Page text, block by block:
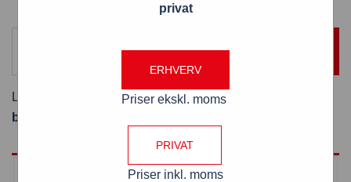
TILFØJ TIL KURV
Levering:
Er på lager og leveres næste hverdag ved
bestilling inden kl. 13:00
Pris pr. stk
privat
ERHVERV
Priser ekskl. moms
PRIVAT
Priser inkl. moms